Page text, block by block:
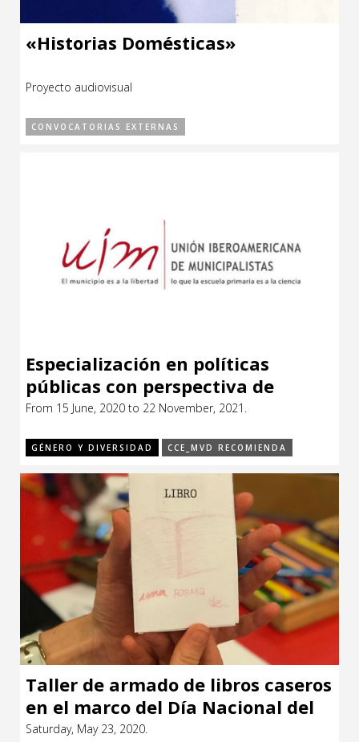
«Historias Domésticas»
Proyecto audiovisual
CONVOCATORIAS EXTERNAS
Especialización en políticas
públicas con perspectiva de
género
From 15 June, 2020 to 22 November, 2021.
GÉNERO Y DIVERSIDAD CCE_MVD RECOMIENDA
Taller de armado de libros caseros
en el marco del Día Nacional del
Libro
Saturday, May 23, 2020.